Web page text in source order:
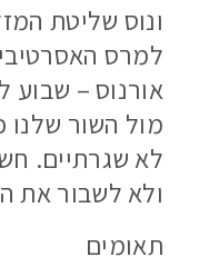
ונוס שליטת
למרס האסרטיבי
אורנוס –
מול השור שלנו
לא שגרתיים.
ולא לשבור את
תאומים